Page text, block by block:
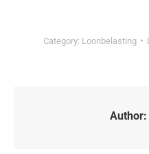
Category: Loonbelasting
Author: